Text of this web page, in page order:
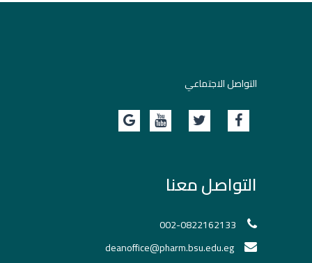
التواصل الاجتماعي
التواصل معنا
002-0822162133